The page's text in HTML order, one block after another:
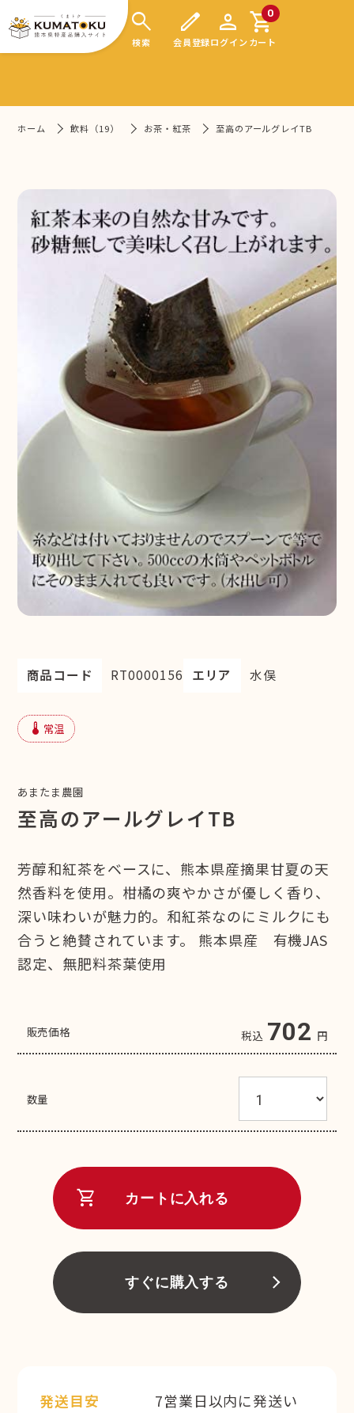
search
検索
edit
会員登録
person
ログイン
0
shopping_cart
カート
ホーム 飲料（19） お茶・紅茶 至高のアールグレイTB
商品コード RT0000156 エリア 水俣
device_thermostat 常温
あまたま農園
至高のアールグレイTB
芳醇和紅茶をベースに、熊本県産摘果甘夏の天
然香料を使用。柑橘の爽やかさが優しく香り、
深い味わいが魅力的。和紅茶なのにミルクにも
合うと絶賛されています。 熊本県産 有機JAS
認定、無肥料茶葉使用
販売価格 税込 702 円
数量
shopping_cart カートに入れる
すぐに購入する
発送目安
7営業日以内に発送い